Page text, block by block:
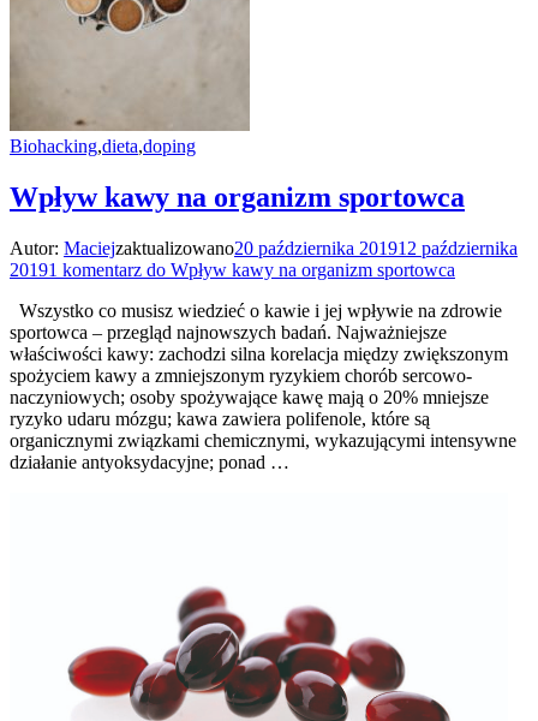
Biohacking,dieta,doping
Wpływ kawy na organizm sportowca
Autor: Maciejzaktualizowano20 października 201912 października
20191 komentarz do Wpływ kawy na organizm sportowca
Wszystko co musisz wiedzieć o kawie i jej wpływie na zdrowie
sportowca – przegląd najnowszych badań. Najważniejsze
właściwości kawy: zachodzi silna korelacja między zwiększonym
spożyciem kawy a zmniejszonym ryzykiem chorób sercowo-
naczyniowych; osoby spożywające kawę mają o 20% mniejsze
ryzyko udaru mózgu; kawa zawiera polifenole, które są
organicznymi związkami chemicznymi, wykazującymi intensywne
działanie antyoksydacyjne; ponad …